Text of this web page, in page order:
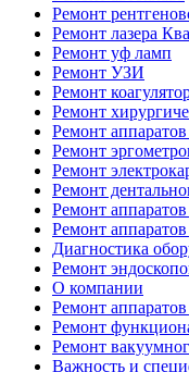
Ремонт
Ремонт лазера
Ремонт уф ламп
Ремонт УЗИ
Ремонт
Ремонт
Ремонт
Ремонт
Ремонт
Ремонт
Ремонт
Ремонт
Диагностика
Ремонт
О компании
Ремонт
Ремонт
Ремонт
Важность и